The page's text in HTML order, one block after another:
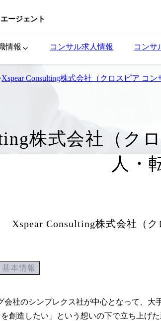
ージェント
情報 コンサル求人情報 コンサ
Xspear Consulting株式会社（クロスピア コ
株式会社（ク
人・
Xspear Consulting株式会社（
基本情報
会社のシンプレクス社が中心となって、
創造したい」という想いの下で立ち上げ